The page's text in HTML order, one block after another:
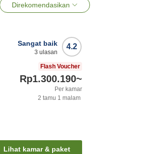
Direkomendasikan
4.2
Sangat baik
3 ulasan
Flash Voucher
Rp1.300.190~
Per kamar
2 tamu 1 malam
Lihat kamar & paket